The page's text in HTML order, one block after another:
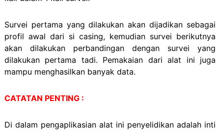
Survei pertama yang dilakukan akan dijadikan sebagai
profil awal dari si casing, kemudian survei berikutnya
akan dilakukan perbandingan dengan survei yang
dilakukan pertama tadi. Pemakaian dari alat ini juga
mampu menghasilkan banyak data.
CATATAN PENTING :
Di dalam pengaplikasian alat ini penyelidikan adalah inti